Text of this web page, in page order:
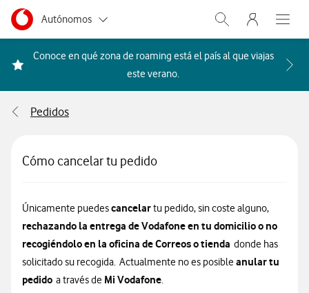
Ir a la pagina principal de vodafone.es
Menu navegación Segmento
Autónomos
Pymes
Abrir buscador.
Menu
Abre
Conoce en qué zona de roaming está el país al que viajas
este verano. Acceder a la FAQ Qué
Pedidos
Cómo cancelar tu pedido
Únicamente puedescancelartu pedido, sin coste alguno,
rechazando la entrega de Vodafone en tu domicilio o no
recogiéndolo en la oficina de Correos o tienda donde has
solicitado su recogida. Actualmente no es posibleanular tu
pedido a través de Mi Vodafone.